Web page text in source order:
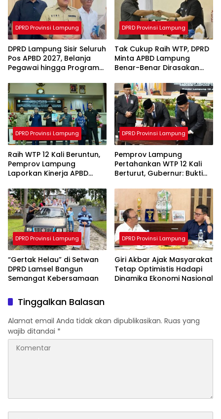
DPRD Provinsi Lampung
DPRD Lampung Sisir Seluruh
Pos APBD 2027, Belanja
Pegawai hingga Program
Evaluasi
DPRD Provinsi Lampung
Tak Cukup Raih WTP, DPRD
Minta APBD Lampung
Benar-Benar Dirasakan
DPRD Provinsi Lampung
Raih WTP 12 Kali Beruntun,
Pemprov Lampung
Laporkan Kinerja APBD
DPRD Provinsi Lampung
Pemprov Lampung
Pertahankan WTP 12 Kali
Berturut, Gubernur: Bukti
Keuangan Akuntabel
DPRD Provinsi Lampung
“Gertak Helau” di Setwan
DPRD Lamsel Bangun
Semangat Kebersamaan
DPRD Provinsi Lampung
Giri Akbar Ajak Masyarakat
Tetap Optimistis Hadapi
Dinamika Ekonomi Nasional
Tinggalkan Balasan
Alamat email Anda tidak akan dipublikasikan. Ruas yang
wajib ditandai *